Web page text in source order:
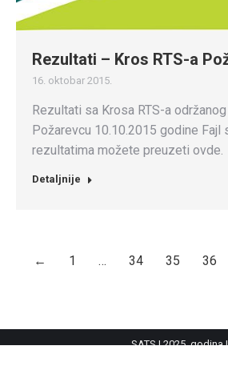
Rezultati – Kros RTS-a
16. oktobar 2015.
Rezultati sa Krosa RTS-a održanog
Požarevcu 10.10.2015 godine Fajl
rezultatima možete preuzeti ovde.
Detaljnije
← 1 … 34 35 36
SATS | 2025. godina |